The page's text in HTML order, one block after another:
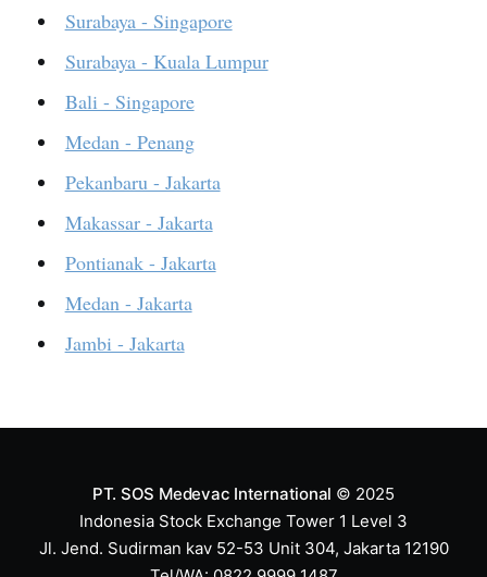
Surabaya - Singapore
Surabaya - Kuala Lumpur
Bali - Singapore
Medan - Penang
Pekanbaru - Jakarta
Makassar - Jakarta
Pontianak - Jakarta
Medan - Jakarta
Jambi - Jakarta
PT. SOS Medevac International © 2025
Indonesia Stock Exchange Tower 1 Level 3
Jl. Jend. Sudirman kav 52-53 Unit 304, Jakarta 12190